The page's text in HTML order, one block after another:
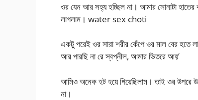
ওর যেন আর সহ্য হচ্ছিল না। আমার সোনাটা
লাগলাম। water sex choti
একটু পরেই ওর সারা শরীর কেঁপে ওর মাল বের হতে
আর পারছি না রে স্বপ্নীল, আমার ভিতরে আয়’
আমিও অনেক হট হয়ে গিয়েছিলাম। তাই ওর উপরে
না।